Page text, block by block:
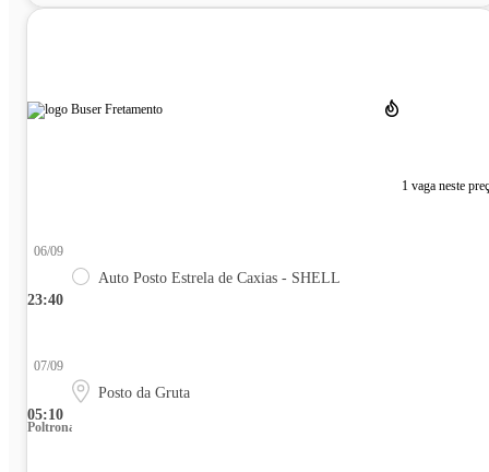
1 vaga neste
23:40
06/09
Auto Posto Estrela de Caxias - SHELL
05:10
07/09
Posto da Gruta
Poltrona